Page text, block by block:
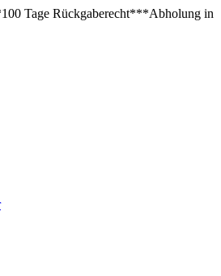
100 Tage Rückgaberecht***Abholung in